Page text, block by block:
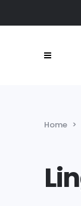
Home >